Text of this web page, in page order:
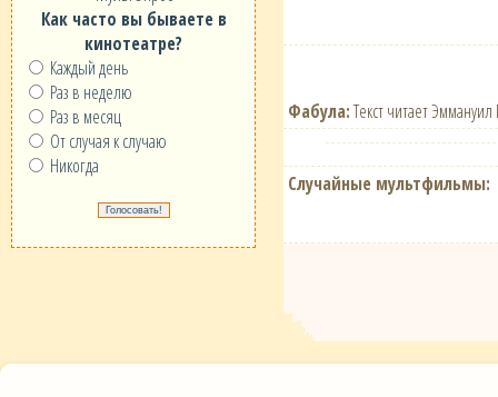
Как часто вы бываете в
кинотеатре?
Каждый день
Раз в неделю
Раз в месяц
От случая к случаю
Никогда
Фабула:Текст читает
Случайные мультфильмы: